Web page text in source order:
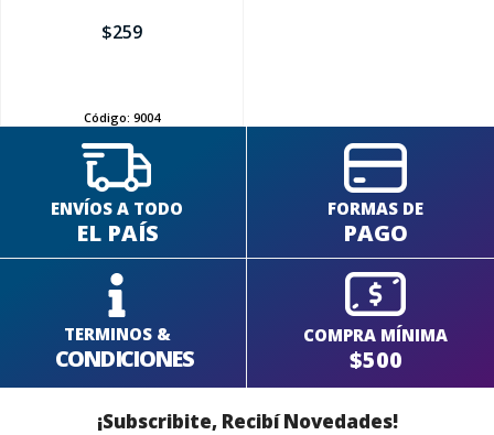
$259
Código: 9004
ENVÍOS A TODO
EL PAÍS
FORMAS DE
PAGO
TERMINOS &
CONDICIONES
COMPRA MÍNIMA
$500
¡Subscribite, Recibí Novedades!